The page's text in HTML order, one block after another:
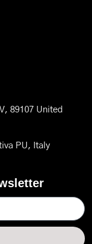
89107 United
PU, Italy